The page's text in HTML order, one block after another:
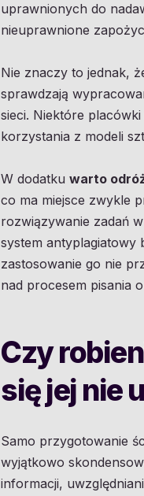
uprawnionych do
nieuprawnione
Nie znaczy to jednak,
sprawdzają
sieci. Niektóre placówki
korzystania z modeli
W dodatku warto
co ma miejsce zwykle
rozwiązywanie zadań
system antyplagiatowy
zastosowanie go nie
nad procesem pisania
Czy
się jej nie
Samo przygotowanie
wyjątkowo
informacji,